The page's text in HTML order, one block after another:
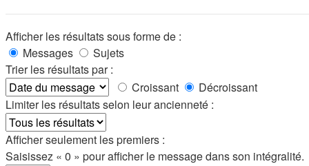
Afficher les résultats sous forme de :
Messages
Sujets
Trier les résultats par :
Croissant
Décroissant
Limiter les résultats selon leur ancienneté :
Afficher seulement les premiers :
Saisissez « 0 » pour afficher le message dans son intégralité.